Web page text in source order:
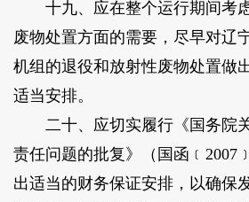
十九、应在整个运行期间考
废物处置方面的需要，尽早对辽
机组的退役和放射性废物处置做
适当安排。
二十、应切实履行《国务院
责任问题的批复》（国函
出适当的财务保证安排，以确保